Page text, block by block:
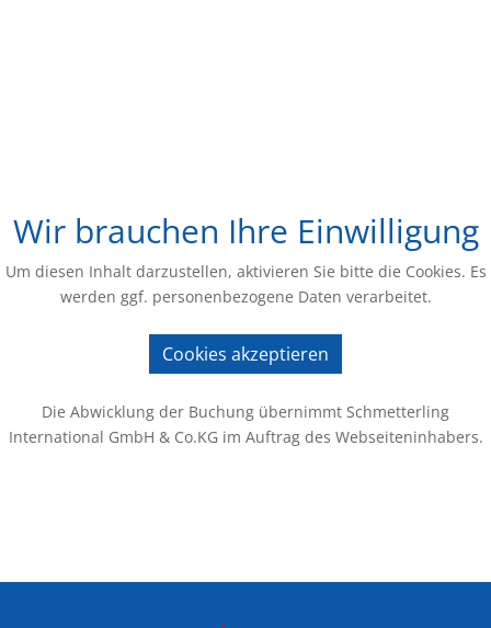
Wir brauchen Ihre Einwilligung
Um diesen Inhalt darzustellen, aktivieren Sie bitte die Cookies. Es
werden ggf. personenbezogene Daten verarbeitet.
Cookies akzeptieren
Die Abwicklung der Buchung übernimmt Schmetterling
International GmbH & Co.KG im Auftrag des Webseiteninhabers.